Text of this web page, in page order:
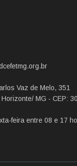
Vaz de Melo, 351
MG - CEP:
feira entre 08 e 17